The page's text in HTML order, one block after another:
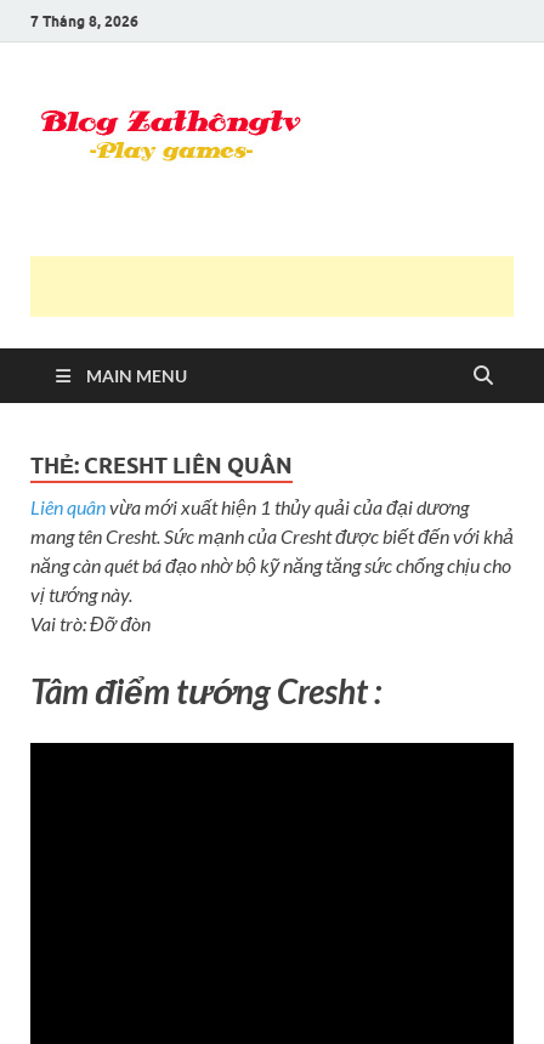
7 Tháng 8, 2026
MAIN MENU
THẺ: CRESHT LIÊN QUÂN
Liên quânvừa mới xuất hiện 1 thủy quải của đại dương
mang tên Cresht. Sức mạnh của Cresht được biết đến với khả
năng càn quét bá đạo nhờ bộ kỹ năng tăng sức chống chịu cho
vị tướng này.
Vai trò: Đỡ đòn
Tâm điểm tướng Cresht :